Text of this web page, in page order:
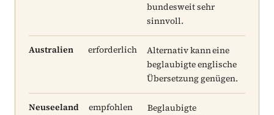
bundesweit sehr
sinnvoll.
Australien erforderlich
Alternativ kann eine
beglaubigte englische
Übersetzung genügen.
Neuseeland empfohlen
Beglaubigte